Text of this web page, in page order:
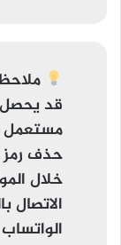
قد
مستعمل
خلال
الاتصال
الواتساب